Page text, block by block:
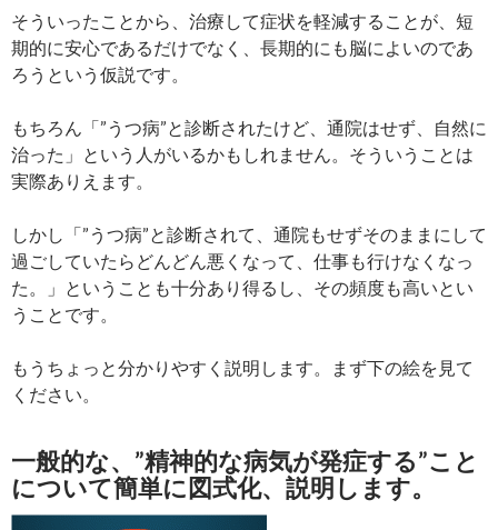
そういったことから、治療して症状を軽減することが、短
期的に安心であるだけでなく、長期的にも脳によいのであ
ろうという仮説です。
もちろん「”うつ病”と診断されたけど、通院はせず、自然に
治った」という人がいるかもしれません。そういうことは
実際ありえます。
しかし「”うつ病”と診断されて、通院もせずそのままにして
過ごしていたらどんどん悪くなって、仕事も行けなくなっ
た。」ということも十分あり得るし、その頻度も高いとい
うことです。
もうちょっと分かりやすく説明します。まず下の絵を見て
ください。
一般的な、”精神的な病気が発症する”こと
について簡単に図式化、説明します。